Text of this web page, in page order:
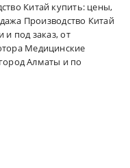
Китай купить: цены,
Производство Китай
под заказ, от
Медицинские
Алматы и по